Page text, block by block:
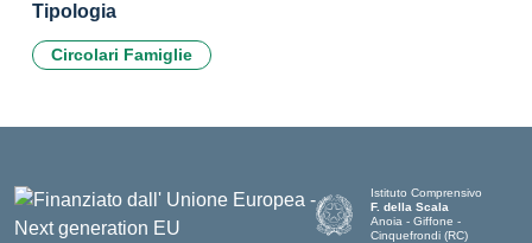
Tipologia
Circolari Famiglie
Istituto Comprensivo
F. della Scala
Anoia - Giffone -
Cinquefrondi (RC)